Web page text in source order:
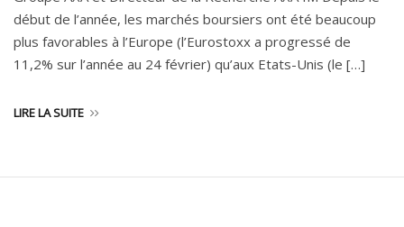
début de l’année, les marchés boursiers ont été beaucoup
plus favorables à l’Europe (l’Eurostoxx a progressé de
11,2% sur l’année au 24 février) qu’aux Etats-Unis (le […]
LIRE LA SUITE